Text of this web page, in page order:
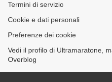
Termini di servizio
Cookie e dati personali
Preferenze dei cookie
Vedi il profilo di Ultramaratone,
Overblog